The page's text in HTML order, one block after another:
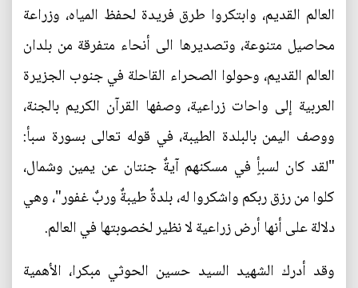
العالم القديم، وابتكروا طرق فريدة لحفظ المياه، وزراعة
محاصيل متنوعة، وتصديرها الى أنحاء متفرقة من بلدان
العالم القديم، وحولوا الصحراء القاحلة في جنوب الجزيرة
العربية إلى واحات زراعية، وصفها القرآن الكريم بالجنة،
ووصف اليمن بالبلدة الطيبة، في قوله تعالى بسورة سبأ:
"لقد كان لسبأٍ في مسكنهم آيةٌ جنتان عن يمين وشمال،
كلوا من رزق ربكم واشكروا له، بلدةٌ طيبةٌ وربٌ غفور"، وهي
دلالة على أنها أرض زراعية لا نظير لخصوبتها في العالم.
وقد أدرك الشهيد السيد حسين الحوثي مبكرا، الأهمية